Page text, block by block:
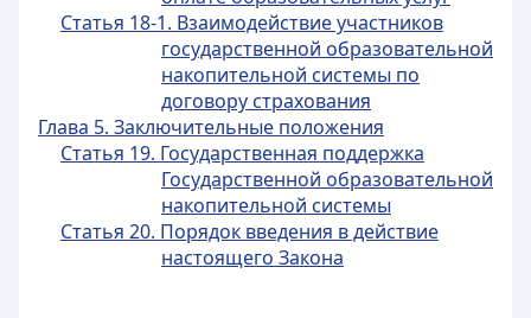
Статья 18-1. Взаимодействие участников
государственной образовательной
накопительной системы по
договору страхования
Глава 5. Заключительные положения
Статья 19. Государственная поддержка
Государственной образовательной
накопительной системы
Статья 20. Порядок введения в действие
настоящего Закона